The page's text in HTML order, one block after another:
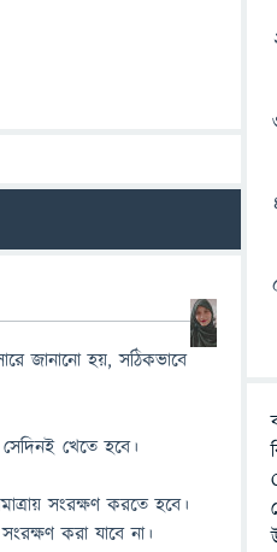
জানানো হয়, সঠিকভাবে
খেতে হবে।
সংরক্ষণ করতে হবে।
করা যাবে না।